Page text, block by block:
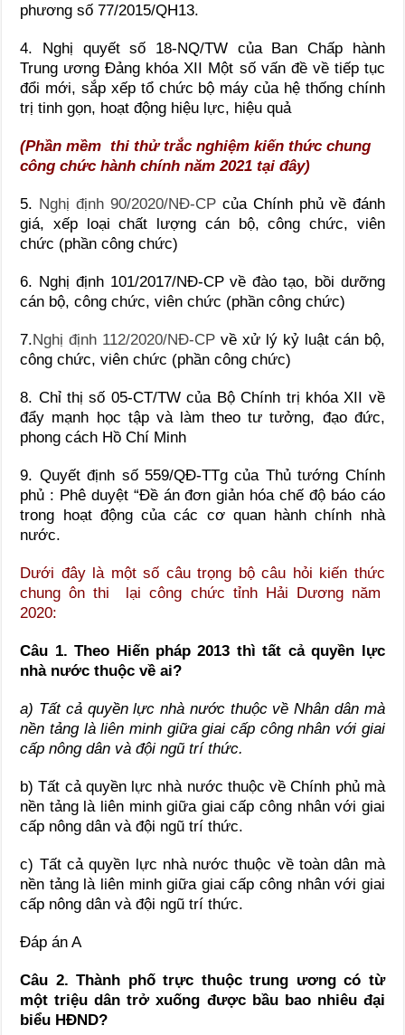
phương số 77/2015/QH13.
4. Nghị quyết số 18-NQ/TW của Ban Chấp hành
Trung ương Đảng khóa XII Một số vấn đề về tiếp tục
đổi mới, sắp xếp tổ chức bộ máy của hệ thống chính
trị tinh gọn, hoạt động hiệu lực, hiệu quả
(Phần mềm thi thử trắc nghiệm kiến thức chung
công chức hành chính năm 2021 tại đây)
5. Nghị định 90/2020/NĐ-CP của Chính phủ về đánh
giá, xếp loại chất lượng cán bộ, công chức, viên
chức (phần công chức)
6. Nghị định 101/2017/NĐ-CP về đào tạo, bồi dưỡng
cán bộ, công chức, viên chức (phần công chức)
7.Nghị định 112/2020/NĐ-CP về xử lý kỷ luật cán bộ,
công chức, viên chức (phần công chức)
8. Chỉ thị số 05-CT/TW của Bộ Chính trị khóa XII về
đẩy mạnh học tập và làm theo tư tưởng, đạo đức,
phong cách Hồ Chí Minh
9. Quyết định số 559/QĐ-TTg của Thủ tướng Chính
phủ : Phê duyệt “Đề án đơn giản hóa chế độ báo cáo
trong hoạt động của các cơ quan hành chính nhà
nước.
Dưới đây là một số câu trọng bộ câu hỏi kiến thức
chung ôn thi lại công chức tỉnh Hải Dương năm
2020:
Câu 1. Theo Hiến pháp 2013 thì tất cả quyền lực
nhà nước thuộc về ai?
a) Tất cả quyền lực nhà nước thuộc về Nhân dân mà
nền tảng là liên minh giữa giai cấp công nhân với giai
cấp nông dân và đội ngũ trí thức.
b) Tất cả quyền lực nhà nước thuộc về Chính phủ mà
nền tảng là liên minh giữa giai cấp công nhân với giai
cấp nông dân và đội ngũ trí thức.
c) Tất cả quyền lực nhà nước thuộc về toàn dân mà
nền tảng là liên minh giữa giai cấp công nhân với giai
cấp nông dân và đội ngũ trí thức.
Đáp án A
Câu 2. Thành phố trực thuộc trung ương có từ
một triệu dân trở xuống được bầu bao nhiêu đại
biểu HĐND?